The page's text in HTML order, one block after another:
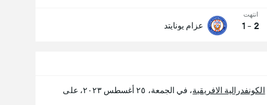
انتهت
2
-
1 عزام يونايتد
الكونفدرالية الافريقية
، في الجمعة، ٢٥ أغسطس ٢٠٢٣، على